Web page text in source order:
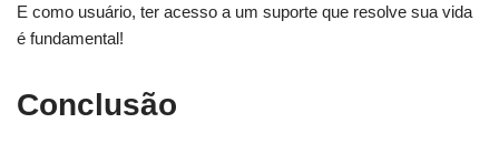
E como usuário, ter acesso a um suporte que resolve sua vida
é fundamental!
Conclusão